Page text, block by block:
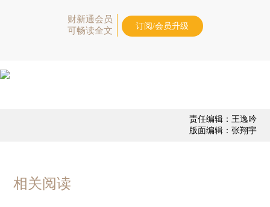
财新通会员
可畅读全文
订阅/会员升级
责任编辑：王逸吟
版面编辑：张翔宇
相关阅读